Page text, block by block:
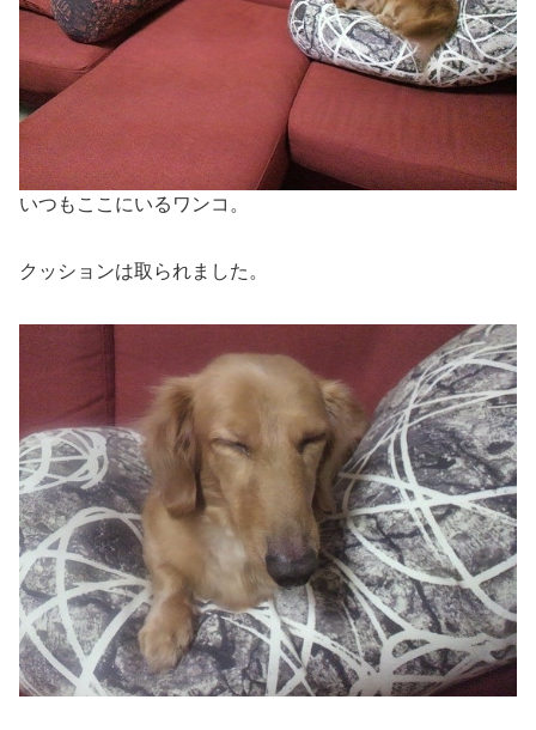
いつもここにいるワンコ。
クッションは取られました。